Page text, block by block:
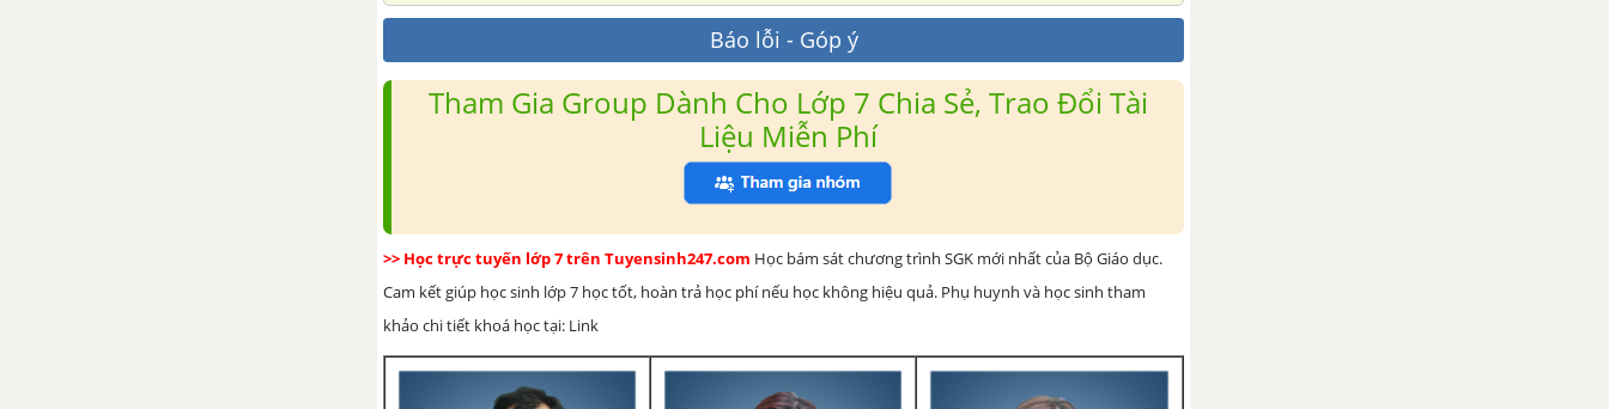
Báo lỗi - Góp ý
Tham Gia Group Dành Cho Lớp 7 Chia Sẻ, Trao Đổi Tài
Liệu Miễn Phí
>> Học trực tuyến lớp 7 trên Tuyensinh247.com Học bám sát chương trình SGK mới nhất của Bộ Giáo dục.
Cam kết giúp học sinh lớp 7 học tốt, hoàn trả học phí nếu học không hiệu quả. Phụ huynh và học sinh tham
khảo chi tiết khoá học tại: Link